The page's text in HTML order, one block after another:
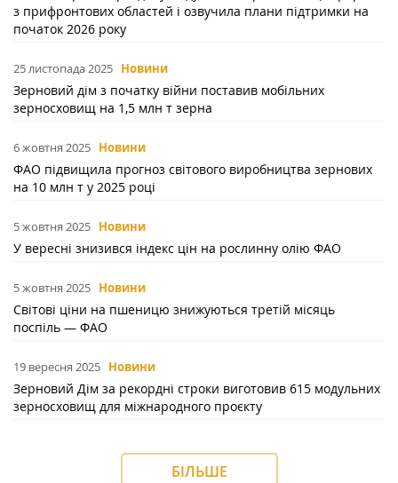
з прифронтових областей і озвучила плани підтримки на
початок 2026 року
25 листопада 2025 Новини
Зерновий дім з початку війни поставив мобільних
зерносховищ на 1,5 млн т зерна
6 жовтня 2025 Новини
ФАО підвищила прогноз світового виробництва зернових
на 10 млн т у 2025 році
5 жовтня 2025 Новини
У вересні знизився індекс цін на рослинну олію ФАО
5 жовтня 2025 Новини
Світові ціни на пшеницю знижуються третій місяць
поспіль — ФАО
19 вересня 2025 Новини
Зерновий Дім за рекордні строки виготовив 615 модульних
зерносховищ для міжнародного проєкту
БІЛЬШЕ